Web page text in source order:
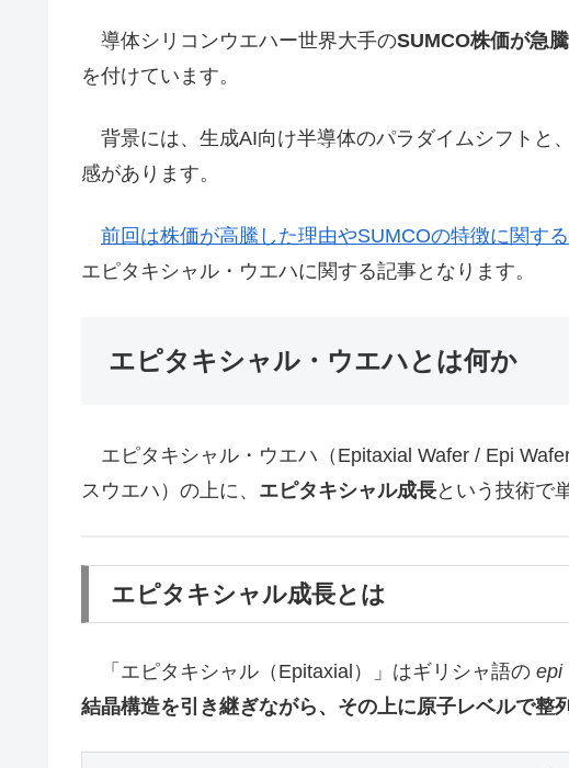
導体シリコンウエハー世界大手のSUMCO株価が急
を付けています。
背景には、生成AI向け半導体のパラダイムシフトと
感があります。
前回は株価が高騰した理由やSUMCOの特徴に関す
エピタキシャル・ウエハに関する記事となります。
エピタキシャル・ウエハとは何か
エピタキシャル・ウエハ（Epitaxial Wafer / Epi
スウエハ）の上に、 エピタキシャル成長という技術で
エピタキシャル成長とは
「エピタキシャル（Epitaxial）」はギリシャ語の epi
結晶構造を引き継ぎながら、その上に原子レベルで整